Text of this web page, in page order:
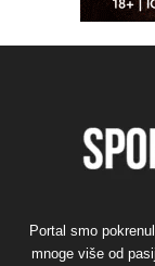
Portal smo
mnoge više od